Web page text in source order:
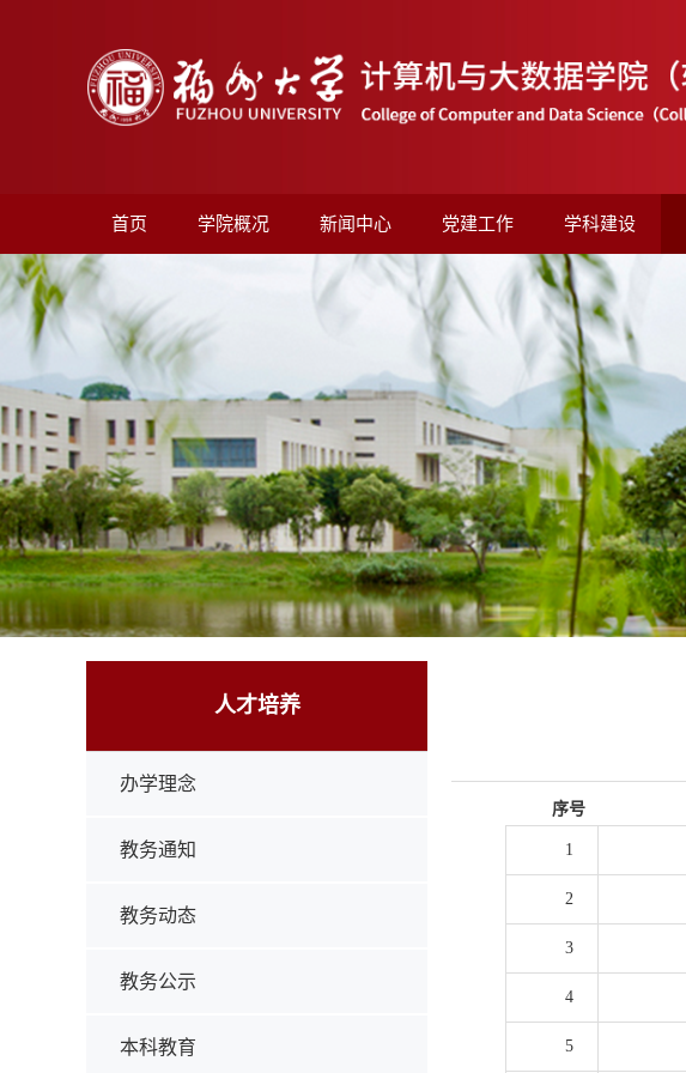
首页 学院概况 新闻中心 党建工作 学科建设
人才培养
办学理念
教务通知
教务动态
教务公示
本科教育
序号
1
2
3
4
5